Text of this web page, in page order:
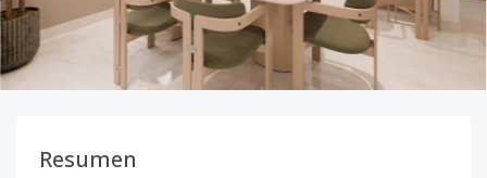
Resumen